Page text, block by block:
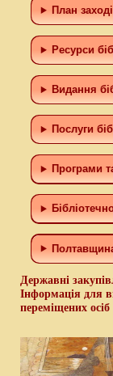
План
Ресурси
Видання
Послуги
Програми
Державні
Інформація для
переміщених осіб